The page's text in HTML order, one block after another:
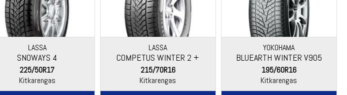
LASSA
SNOWAYS 4
225/50R17
Kitkarengas
LASSA
COMPETUS WINTER 2 +
215/70R16
Kitkarengas
YOKOHAMA
BLUEARTH WINTER V905
195/60R16
Kitkarengas